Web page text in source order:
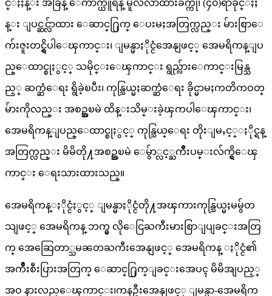
င္ႏႈန္း အခြန္ ေကာက္ယူရန္ မူလလ်ာထားခ်က္ကို၊ (၄၀)ရာခိုင္ႏႈ
န္း ျပင္ဆင္လ်ာထား ေဆာင္႐ြက္ ေပးမႈအတြက္လည္း မ်ားစြာေ
က်းဇူးတင္ရွိပါေၾကာင္း၊ ျမန္မာႏိုင္ငံအေနျဖင့္ အေမရိကန္ျပ
ည္ေထာင္စုႏွင့္ သမိုင္းေၾကာင္း ရွည္လ်ားေကာင္းမြန္သ
ည့္ ဆက္ဆံေရး ရွိခဲ့ၿပီး၊ ကုန္သြယ္မႈဆက္ဆံေရး ခိုင္မာမႈကတိကဝတ္
မ်ားကိုလည္း အစဥ္အၿမဲ ထိန္းသိမ္းခဲ့ၾကပါေၾကာင္း၊
အေမရိကန္ျပည္ေထာင္စုႏွင့္ ကုန္သြယ္ေရး တိုးျမႇင့္ႏိုင္ရန္
အတြက္လည္း မိမိတို႔အစဥ္အၿမဲ ေမွ်ာ္လင့္ႀကိဳးပမ္းလ်က္ရွိေၾ
ကာင္း ေရးသားထားသည္။
အေမရိကန္ႏိုင္ငံႏွင့္ ျမန္မာႏိုင္ငံတို႔အၾကားကုန္သြယ္မႈမမွ်တ
သျဖင့္ အေမရိကန္ ဘက္မွ လိုေငြႀကီးမားစြာျပျခင္းအတြ
က္ အေဆြေတာ္သမၼတႀကီးအေနျဖင့္ အေမရိကန္ ႏိုင္ငံ၏
အက်ိဳးစီးပြားအတြက္ ေဆာင္႐ြက္ျခင္းအေပၚ မိမိအျပည့္
အဝ နားလည္ေၾကာင္း၊ကနဦးအေနျဖင့္ ျမန္မာ-အေမရိက